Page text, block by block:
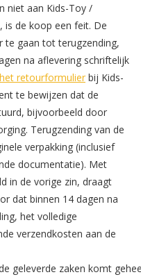
niet aan Kids-Toy /
is de koop een feit. De
te gaan tot terugzending,
na aflevering schriftelijk
het retourformulier bij Kids-
te bewijzen dat de
bijvoorbeeld door
Terugzending van de
verpakking (inclusief
documentatie). Met
in de vorige zin, draagt
dat binnen 14 dagen na
het volledige
verzendkosten aan de
geleverde zaken komt